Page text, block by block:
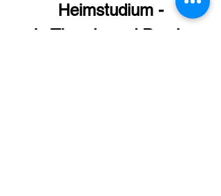
Heimstudium -
in Theorie und Praxis